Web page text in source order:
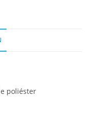
poliéster